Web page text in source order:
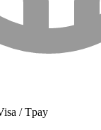
/ Tpay